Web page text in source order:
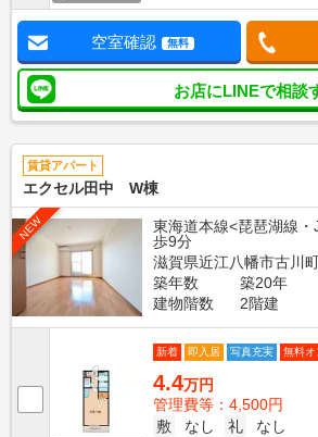
空室確認 無料
お店にLINEで相談
賃貸アパート
エクセル田中 W棟
NEW
東海道本線<琵琶湖線
歩9分
滋賀県近江八幡市古川
築年数
築20年
建物階数
2階建
新着 即入居 写真充実 無料オ
4.4万円
管理費等：4,500円
敷
なし 礼
なし